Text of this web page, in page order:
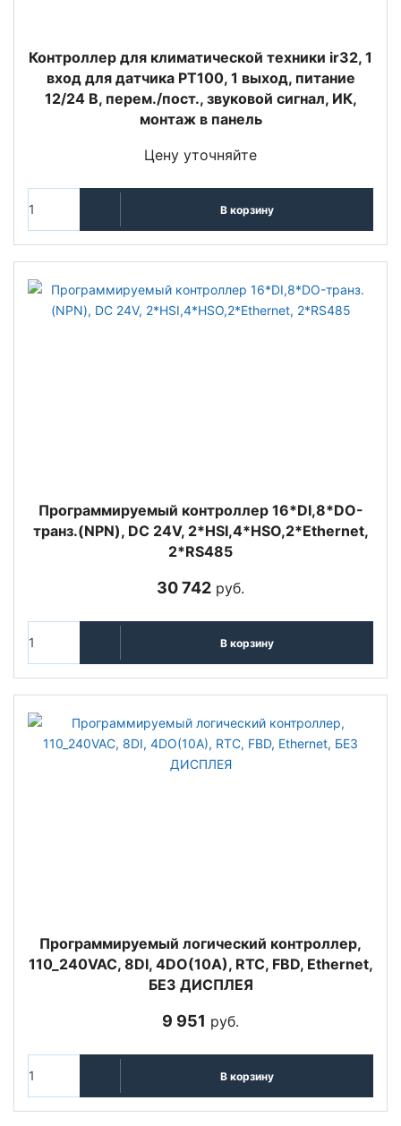
Контроллер для климатической техники ir32, 1
вход для датчика PT100, 1 выход, питание
12/24 В, перем./пост., звуковой сигнал, ИК,
монтаж в панель
Цену уточняйте
В корзину
Программируемый контроллер 16*DI,8*DO-
транз.(NPN), DC 24V, 2*HSI,4*HSO,2*Ethernet,
2*RS485
30 742 руб.
В корзину
Программируемый логический контроллер,
110_240VAC, 8DI, 4DO(10A), RTC, FBD, Ethernet,
БЕЗ ДИСПЛЕЯ
9 951 руб.
В корзину